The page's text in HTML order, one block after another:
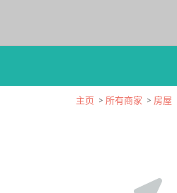
主页 > 所有商家 > 房屋